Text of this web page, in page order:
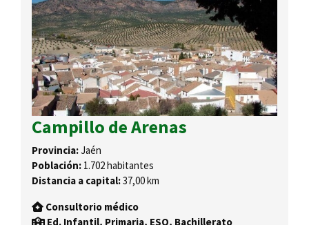
Campillo de Arenas
Provincia:Jaén
Población: 1.702 habitantes
Distancia a capital:37,00 km
Consultorio médico
Ed. Infantil, Primaria, ESO, Bachillerato